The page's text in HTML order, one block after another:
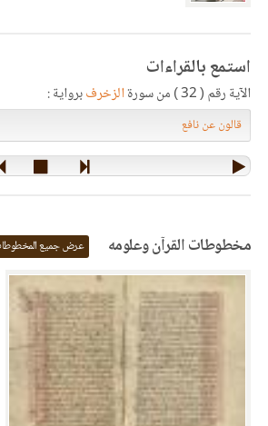
استمع بالقراءات
الآية رقم ( 32 ) من سورة الزخرفبرواية :
مخطوطات القرآن وعلومه عرض جميع